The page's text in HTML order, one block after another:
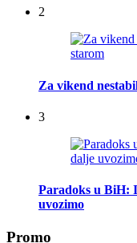
2
Za vikend
3
Paradoks u BiH:
uvozimo
Promo